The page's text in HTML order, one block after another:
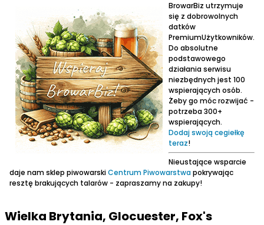
BrowarBiz utrzymuje
się z dobrowolnych
datków
PremiumUżytkowników.
Do absolutne
podstawowego
działania serwisu
niezbędnych jest 100
wspierających osób.
Żeby go móc rozwijać -
potrzeba 300+
wspierających.
Dodaj swoją cegiełkę
teraz!
Nieustające wsparcie
daje nam sklep piwowarskiCentrum Piwowarstwapokrywając
resztę brakujących talarów - zapraszamy na zakupy!
Wielka Brytania, Glocuester, Fox's